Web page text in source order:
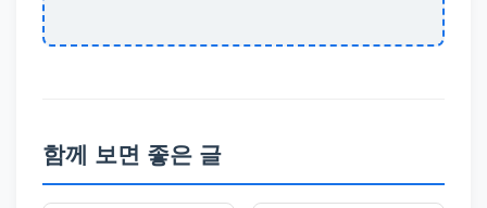
함께 보면 좋은 글